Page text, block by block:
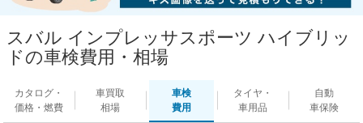
スバル インプレッサスポーツ ハイブリッ
ドの車検費用・相場
カタログ・
価格・燃費
車買取
相場
車検
費用
タイヤ・
車用品
自動
車保険